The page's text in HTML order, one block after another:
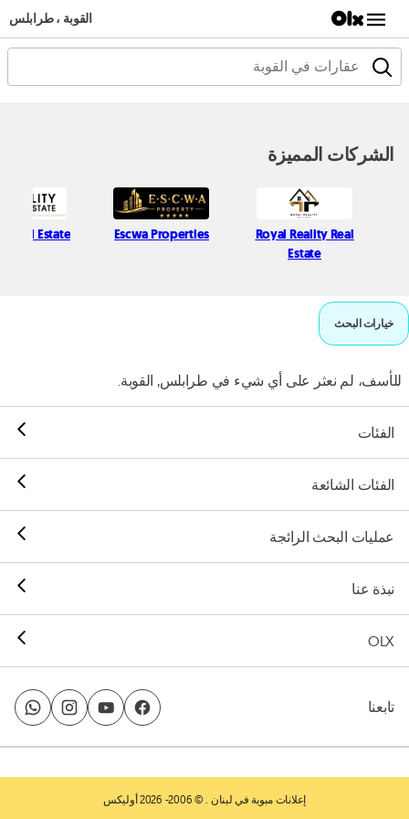
القوبة ، طرابلس
الشركات المميزة
Royal Reality Real
Estate
Escwa Properties
Real Estate
خيارات البحث
للأسف، لم نعثر على أي شيء في طرابلس, القوبة.
الفئات
الفئات الشائعة
عمليات البحث الرائجة
نبذة عنا
OLX
تابعنا
إعلانات مبوبة في لبنان . © 2006- 2026 أوليكس